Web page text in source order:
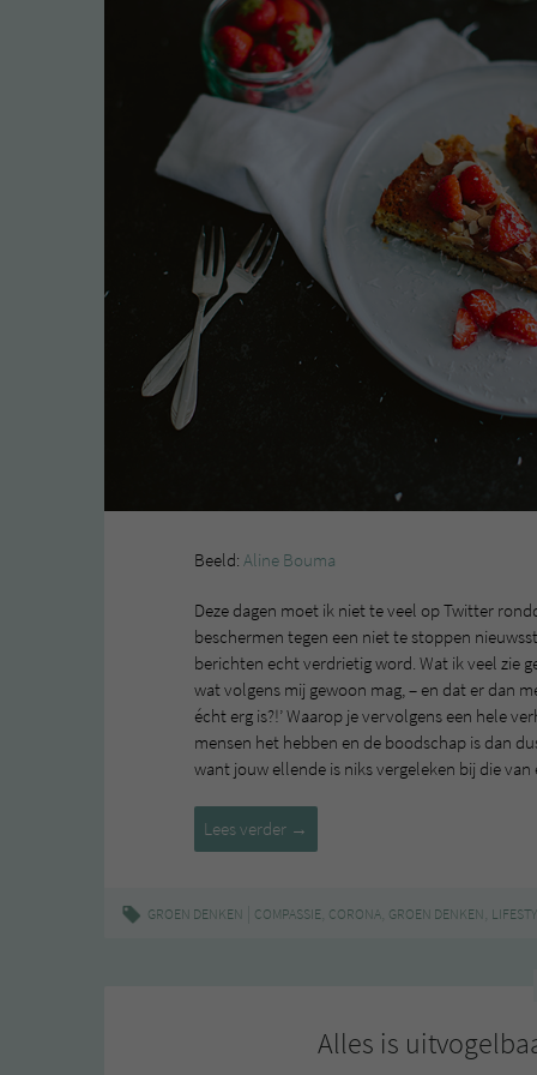
Beeld: Aline Bouma
Deze dagen moet ik niet te veel op Twitter
beschermen tegen een niet te stoppen
berichten echt verdrietig word. Wat ik veel zie
wat volgens mij gewoon mag, – en dat er dan
écht erg is?!’ Waarop je vervolgens een hele
mensen het hebben en de boodschap is dan
want jouw ellende is niks vergeleken bij die van
Lees verder De
‘Bummer
→
GROEN DENKEN COMPASSIE, CORONA, GROEN DENKEN,
Alles is